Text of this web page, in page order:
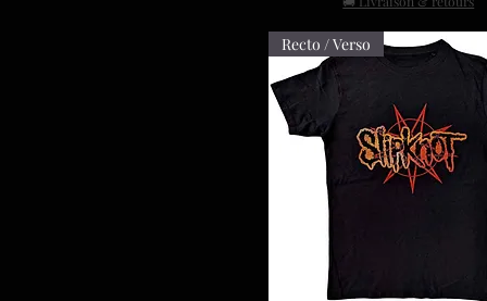
Recto / Verso